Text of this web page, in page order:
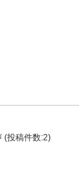
(投稿件数:2)